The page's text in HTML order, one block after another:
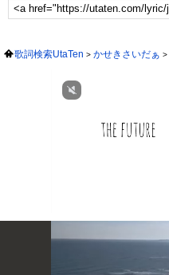
歌詞検索UtaTen かせきさいだぁ